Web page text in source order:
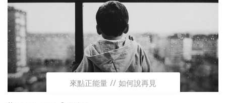
來點正能量 如何說再見